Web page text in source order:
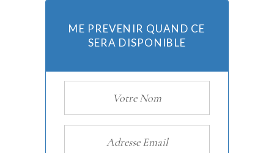
ME PREVENIR QUAND CE
SERA DISPONIBLE